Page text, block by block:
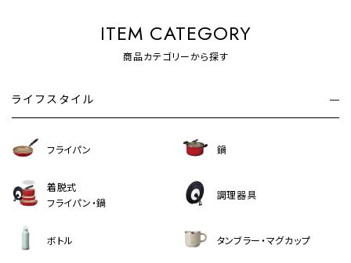
ITEM CATEGORY
商品カテゴリーから探す
ライフスタイル
フライパン 鍋
着脱式
フライパン・鍋
調理器具
ボトル タンブラー・マグカップ